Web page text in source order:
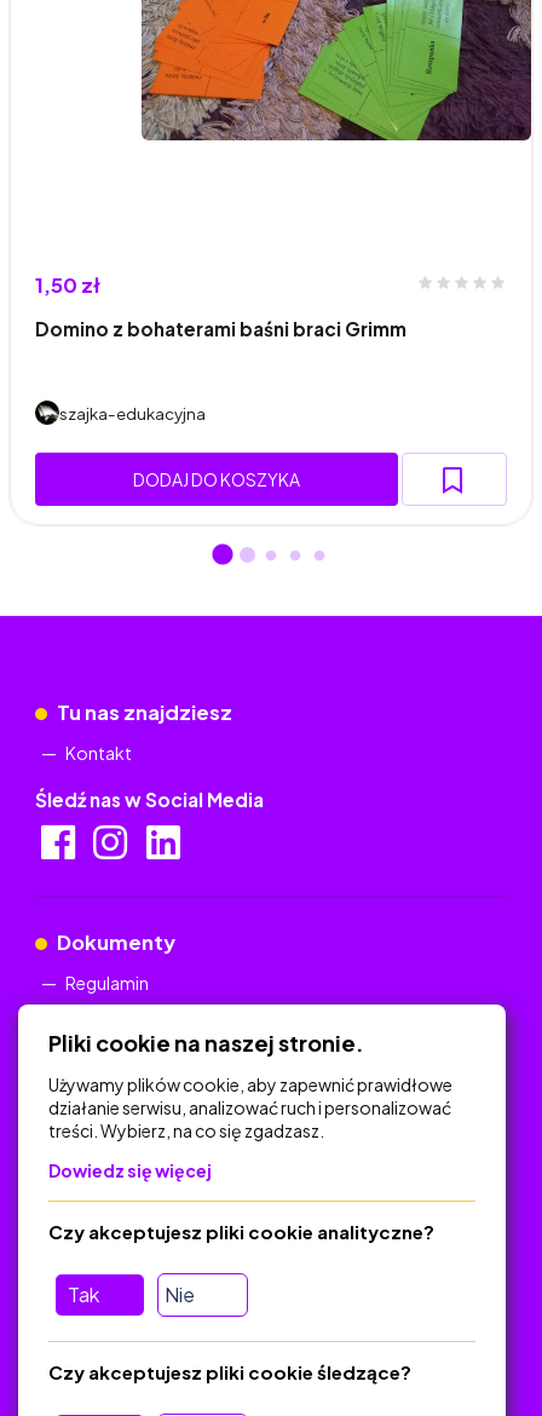
1,50 zł
Domino z bohaterami baśni braci Grimm
szajka-edukacyjna
DODAJ DO KOSZYKA
Tu nas znajdziesz
Kontakt
Śledź nas w Social Media
Dokumenty
Regulamin
Na skróty
Polityka Prywatności
Regulamin
O platformie
Baza materiałów dydaktycznych
Jak zostać autorem
FAQ
Pliki cookie na naszej stronie.
Używamy plików cookie, aby zapewnić prawidłowe
działanie serwisu, analizować ruch i personalizować
treści. Wybierz, na co się zgadzasz.
Dowiedz się więcej
Tak Nie
Czy akceptujesz pliki cookie analityczne?
Czy akceptujesz pliki cookie śledzące?